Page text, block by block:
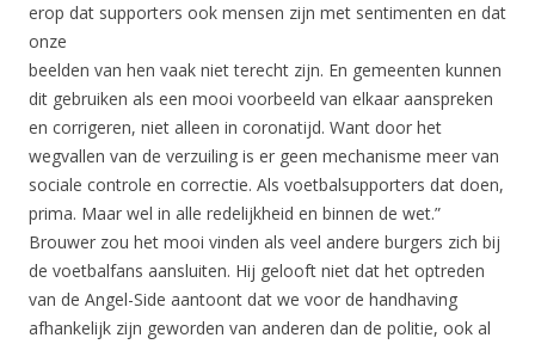
erop dat supporters ook mensen zijn met sentimenten en dat
onze
beelden van hen vaak niet terecht zijn. En gemeenten kunnen
dit gebruiken als een mooi voorbeeld van elkaar aanspreken
en corrigeren, niet alleen in coronatijd. Want door het
wegvallen van de verzuiling is er geen mechanisme meer van
sociale controle en correctie. Als voetbalsupporters dat doen,
prima. Maar wel in alle redelijkheid en binnen de wet.”
Brouwer zou het mooi vinden als veel andere burgers zich bij
de voetbalfans aansluiten. Hij gelooft niet dat het optreden
van de Angel-Side aantoont dat we voor de handhaving
afhankelijk zijn geworden van anderen dan de politie, ook al